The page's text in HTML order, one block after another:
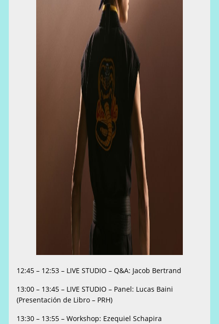
12:45 – 12:53 – LIVE STUDIO – Q&A: Jacob Bertrand
13:00 – 13:45 – LIVE STUDIO – Panel: Lucas Baini
(Presentación de Libro – PRH)
13:30 – 13:55 – Workshop: Ezequiel Schapira